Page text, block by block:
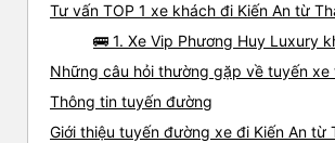
Tư vấn TOP 1 xe khách đi Kiến An từ
🚌 1. Xe Vip Phương Huy Luxury
Những câu hỏi thường gặp về tuyến xe
Thông tin tuyến đường
Giới thiệu tuyến đường xe đi Kiến An từ